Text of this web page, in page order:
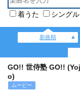
着うた シングル
新曲順
GO!! 世侍塾 GO!!
o)
ムービー